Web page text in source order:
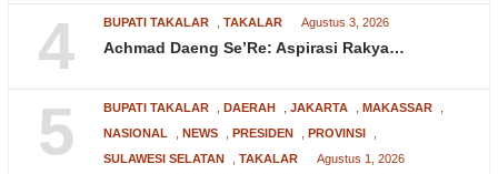
4 BUPATI TAKALAR TAKALAR Agustus 3, 2026
Achmad Daeng Se’Re: Aspirasi Rakya…
5 BUPATI TAKALAR DAERAH JAKARTA MAKASSAR
NASIONAL
NEWS PRESIDEN PROVINSI
SULAWESI SELATAN
TAKALAR Agustus 1, 2026